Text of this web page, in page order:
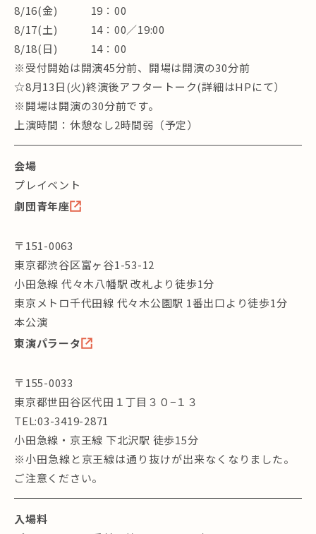
8/16(金) 19：00
8/17(土) 14：00／19:00
8/18(日) 14：00
※受付開始は開演45分前、開場は開演の30分前
☆8月13日(火)終演後アフタートーク(詳細はHPにて）
※開場は開演の30分前です。
上演時間：休憩なし2時間弱（予定）
会場
プレイベント
劇団青年座
〒151-0063
東京都渋谷区富ヶ谷1-53-12
小田急線 代々木八幡駅 改札より徒歩1分
東京メトロ千代田線 代々木公園駅 1番出口より徒歩1分
本公演
東演パラータ
〒155-0033
東京都世田谷区代田１丁目３０−１３
TEL:03-3419-2871
小田急線・京王線 下北沢駅 徒歩15分
※小田急線と京王線は通り抜けが出来なくなりました。
ご注意ください。
入場料